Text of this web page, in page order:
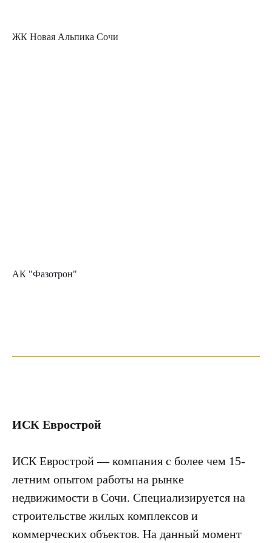
ЖК Новая Альпика Сочи
АК "Фазотрон"
ИСК Еврострой
ИСК Еврострой — компания с более чем 15-
летним опытом работы на рынке
недвижимости в Сочи. Специализируется на
строительстве жилых комплексов и
коммерческих объектов. На данный момент